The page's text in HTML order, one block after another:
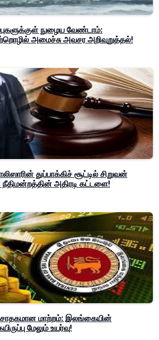
நுழைய வேண்டாம்:
அமைச்சு அவசர அறிவுறுத்தல்!
துப்பாக்கிச் சூட்டில் சிறுவன்
நீதிமன்றத்தின் அதிரடி கட்டளை!
சாதகமான மாற்றம்: இலங்கையின்
மேலும் உயர்வு!